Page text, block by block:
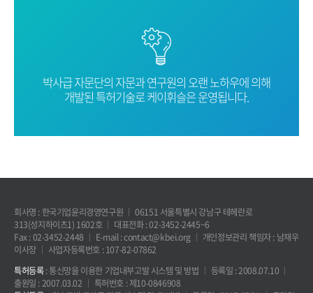
박사급 자문단의 자문과 연구원의 오랜노하우에 의해
개발된 특허기술로케이휘슬은 운영됩니다.
회사명 : 한국기업윤리경영연구원
06151 서울특별시 강남구 테헤란로
313(성지하이츠1) 1602호
대표전화 : 02-3452-2445~6
Fax : 02-3452-2448
E-mail : contact@kbei.org
개인정보관리 책임자 : 남재우
이사장
사업자등록번호 : 107-82-07862
특허등록: 통신망을 이용한 기업내부고발 시스템 및 방법
등록일 : 2008.07.10
출원일 : 2007.03.02
특허번호 : 제10-0846908